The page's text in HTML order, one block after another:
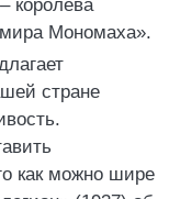
королева
Мономаха».
стране
как можно шире